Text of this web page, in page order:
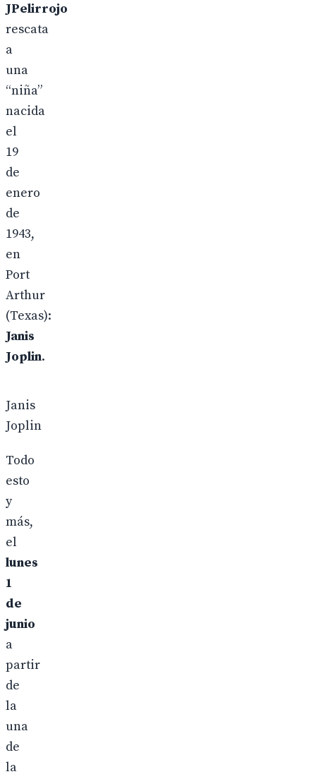
JPelirrojo
rescata
a
una
“niña”
nacida
el
19
de
enero
de
1943,
en
Port
Arthur
(Texas):
Janis
Joplin.
Janis
Joplin
Todo
esto
y
más,
el
lunes
1
de
junio
a
partir
de
la
una
de
la